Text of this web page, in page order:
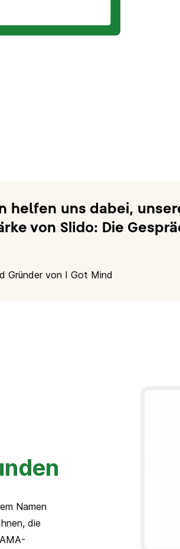
helfen uns dabei,
von Slido: Die
Gründer von I Got Mind
Namen
die